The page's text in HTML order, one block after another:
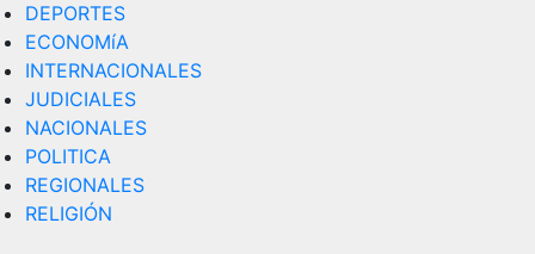
DEPORTES
ECONOMíA
INTERNACIONALES
JUDICIALES
NACIONALES
POLITICA
REGIONALES
RELIGIÓN